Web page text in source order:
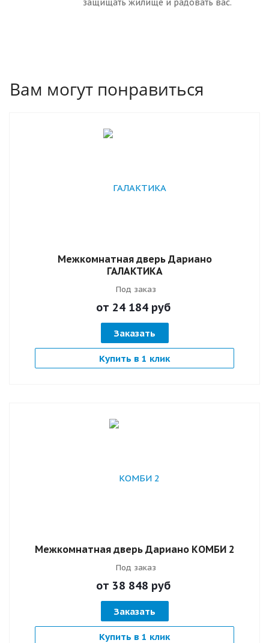
Вам могут понравиться
Межкомнатная дверь Дариано
ГАЛАКТИКА
Под заказ
от 24 184 руб
Заказать
Купить в 1 клик
Межкомнатная дверь Дариано КОМБИ 2
Под заказ
от 38 848 руб
Заказать
Купить в 1 клик